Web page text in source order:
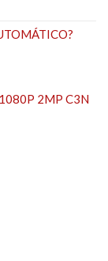
2MP C3N